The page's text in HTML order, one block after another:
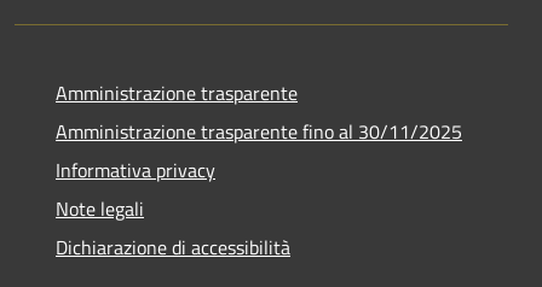
Amministrazione trasparente
Amministrazione trasparente fino al 30/11/2025
Informativa privacy
Note legali
Dichiarazione di accessibilità